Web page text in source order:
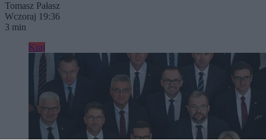
Tomasz Pałasz
Wczoraj 19:36
3 min
Kraj